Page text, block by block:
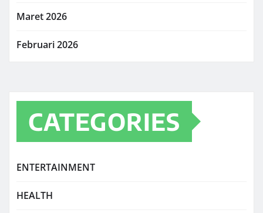
Maret 2026
Februari 2026
CATEGORIES
ENTERTAINMENT
HEALTH